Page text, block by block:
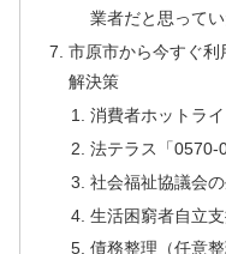
業者だと思ってい
市原市から今すぐ
解決策
消費者ホットラ
法テラス「0570-
社会福祉協議会
生活困窮者自立
債務整理（任意